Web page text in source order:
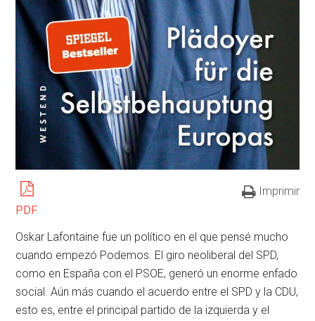
PDF
Imprimir
Oskar Lafontaine fue un político en el que pensé mucho
cuando empezó Podemos. El giro neoliberal del SPD,
como en España con el PSOE, generó un enorme enfado
social. Aún más cuando el acuerdo entre el SPD y la CDU,
esto es, entre el principal partido de la izquierda y el